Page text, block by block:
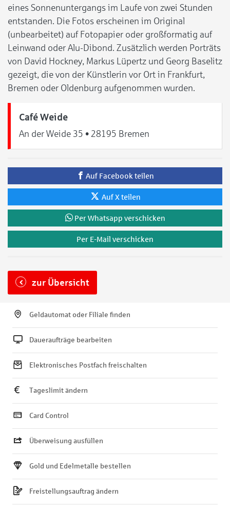
eines Sonnenuntergangs im Laufe von zwei Stunden
entstanden. Die Fotos erscheinen im Original
(unbearbeitet) auf Fotopapier oder großformatig auf
Leinwand oder Alu-Dibond. Zusätzlich werden Porträts
von David Hockney, Markus Lüpertz und Georg Baselitz
gezeigt, die von der Künstlerin vor Ort in Frankfurt,
Bremen oder Oldenburg aufgenommen wurden.
Café Weide
An der Weide 35 • 28195 Bremen
Auf Facebook teilen
Auf X teilen
Per Whatsapp verschicken
Per E-Mail verschicken
zur Übersicht
Geldautomat oder Filiale finden
Daueraufträge bearbeiten
Elektronisches Postfach freischalten
Tageslimit ändern
Card Control
Überweisung ausfüllen
Gold und Edelmetalle bestellen
Freistellungsauftrag ändern